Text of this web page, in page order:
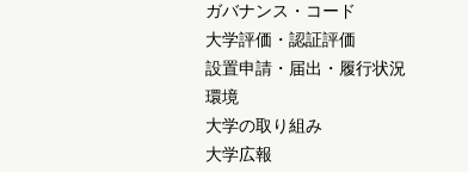
ガバナンス・コード
大学評価・認証評価
設置申請・届出・履行状況
環境
大学の取り組み
大学広報